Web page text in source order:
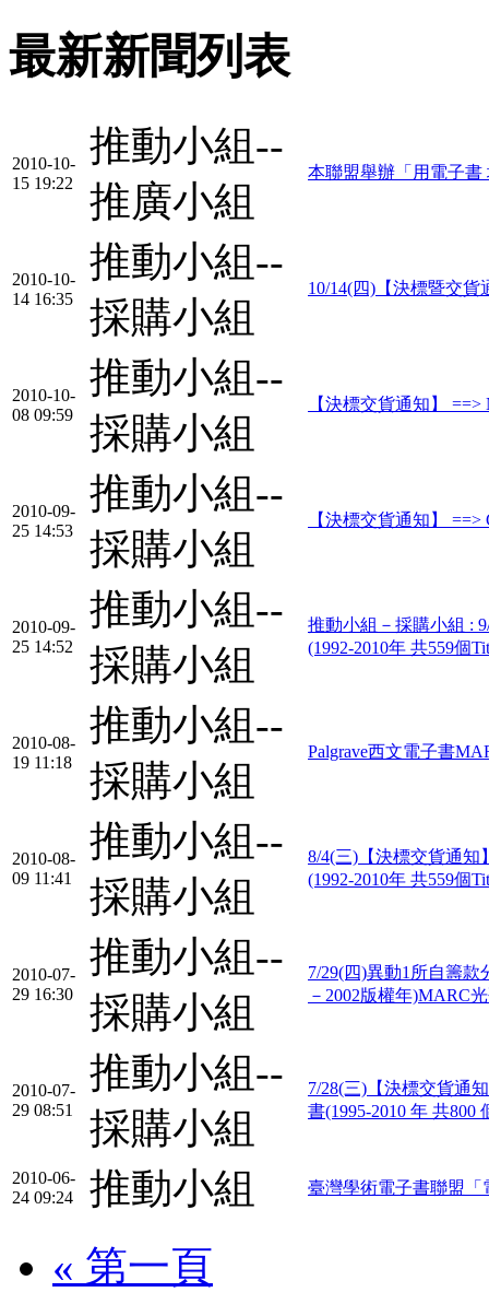
最新新聞列表
2010-10-
15 19:22
推動小組--
推廣小組
本聯盟舉辦「用電子
2010-10-
14 16:35
推動小組--
採購小組
10/14(四)【決標暨交貨
2010-10-
08 09:59
推動小組--
採購小組
【決標交貨通知】
2010-09-
25 14:53
推動小組--
採購小組
【決標交貨通知】 ==>
2010-09-
25 14:52
推動小組--
採購小組
推動小組－採購小組 :
(1992-2010年 共559個
2010-08-
19 11:18
推動小組--
採購小組
Palgrave西文電子書
2010-08-
09 11:41
推動小組--
採購小組
8/4(三)【決標交貨通知
(1992-2010年 共559個
2010-07-
29 16:30
推動小組--
採購小組
7/29(四)異動1所自籌款
－2002版權年)MARC
2010-07-
29 08:51
推動小組--
採購小組
7/28(三)【決標交貨通
書(1995-2010 年 共800
2010-06-
24 09:24
推動小組 臺灣學術電子書聯盟
« 第一頁